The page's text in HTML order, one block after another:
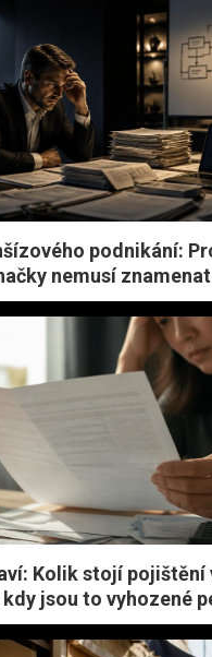
podnikání:
nemusí
Kolik stojí pojištění
jsou to vyhozené